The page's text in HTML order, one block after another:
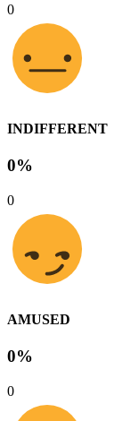
0
INDIFFERENT
0%
0
AMUSED
0%
0